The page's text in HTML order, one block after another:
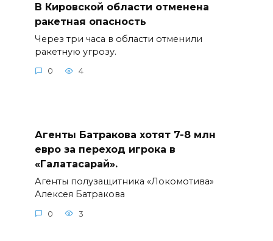
В Кировской области отменена
ракетная опасность
Через три часа в области отменили
ракетную угрозу.
0 4
Агенты Батракова хотят 7-8 млн
евро за переход игрока в
«Галатасарай».
Агенты полузащитника «Локомотива»
Алексея Батракова
0 3